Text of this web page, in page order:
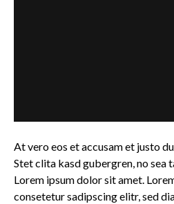
At vero eos et accusam et justo
Stet clita kasd gubergren, no sea
Lorem ipsum dolor sit amet.
consetetur sadipscing elitr, sed